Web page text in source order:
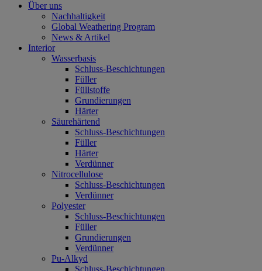
Über uns
Nachhaltigkeit
Global Weathering Program
News & Artikel
Interior
Wasserbasis
Schluss-Beschichtungen
Füller
Füllstoffe
Grundierungen
Härter
Säurehärtend
Schluss-Beschichtungen
Füller
Härter
Verdünner
Nitrocellulose
Schluss-Beschichtungen
Verdünner
Polyester
Schluss-Beschichtungen
Füller
Grundierungen
Verdünner
Pu-Alkyd
Schluss-Beschichtungen